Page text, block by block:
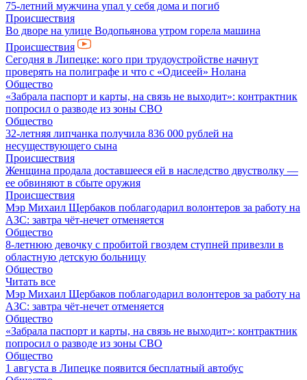
75-летний мужчина упал у себя дома и погиб
Происшествия
Во дворе на улице Водопьянова утром горела машина
Происшествия
Сегодня в Липецке: кого при трудоустройстве начнут
проверять на полиграфе и что с «Одисеей» Нолана
Общество
«Забрала паспорт и карты, на связь не выходит»: контрактник
попросил о разводе из зоны СВО
Общество
32-летняя липчанка получила 836 000 рублей на
несуществующего сына
Происшествия
Женщина продала доставшееся ей в наследство двустволку —
ее обвиняют в сбыте оружия
Происшествия
Мэр Михаил Щербаков поблагодарил волонтеров за работу на
АЗС: завтра чёт-нечет отменяется
Общество
8-летнюю девочку с пробитой гвоздем ступней привезли в
областную детскую больницу
Общество
Читать все
Мэр Михаил Щербаков поблагодарил волонтеров за работу на
АЗС: завтра чёт-нечет отменяется
Общество
«Забрала паспорт и карты, на связь не выходит»: контрактник
попросил о разводе из зоны СВО
Общество
1 августа в Липецке появится бесплатный автобус